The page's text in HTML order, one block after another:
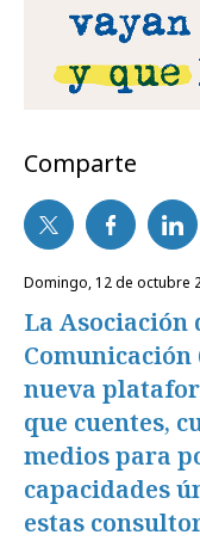
Comparte
domingo, 12 de octubre
La Asociación
Comunicación
nueva
que cuentes,
medios para
capacidades
estas